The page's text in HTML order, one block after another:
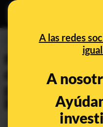
A las redes
A
PREBUNKING
Por qué
desastre
para enviar
llamadas